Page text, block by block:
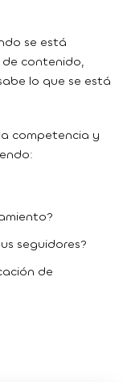
se está
de contenido,
lo que se está
competencia y
seguidores?
de